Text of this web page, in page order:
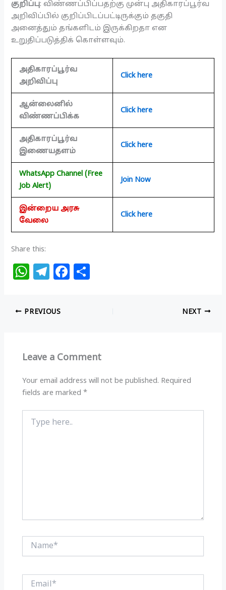
குறிப்பு: விண்ணப்பிப்பதற்கு முன்பு அதிகாரப்பூர்வ
அறிவிப்பில் குறிப்பிடப்பட்டிருக்கும் தகுதி
அனைத்தும் தங்களிடம் இருக்கிறதா என
உறுதிப்படுத்திக் கொள்ளவும்.
அதிகாரப்பூர்வ
அறிவிப்பு
Click here
ஆன்லைனில்
விண்ணப்பிக்க
Click here
அதிகாரப்பூர்வ
இணையதளம்
Click here
WhatsApp Channel (Free
Job Alert)
Join Now
இன்றைய அரசு
வேலை
Click here
Share this:
W
at
s
p
T
e
g
m
F
o
k
PREVIOUS NEXT
Leave a Comment
Your email address will not be published. Required
fields are marked*
here..
Name*
Email*